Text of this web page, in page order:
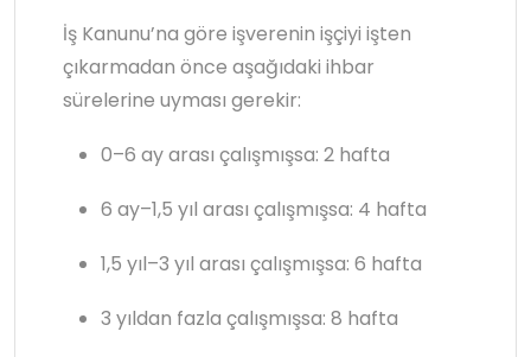
İş Kanunu’na göre işverenin işçiyi işten
çıkarmadan önce aşağıdaki ihbar
sürelerine uyması gerekir:
0–6 ay arası çalışmışsa: 2 hafta
6 ay–1,5 yıl arası çalışmışsa: 4 hafta
1,5 yıl–3 yıl arası çalışmışsa: 6 hafta
3 yıldan fazla çalışmışsa: 8 hafta